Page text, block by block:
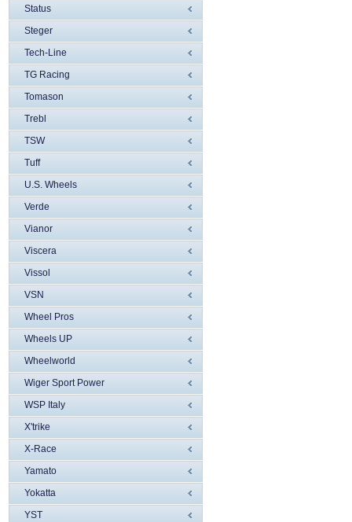
Status
Steger
Tech-Line
TG Racing
Tomason
Trebl
TSW
Tuff
U.S. Wheels
Verde
Vianor
Viscera
Vissol
VSN
Wheel Pros
Wheels UP
Wheelworld
Wiger Sport Power
WSP Italy
X'trike
X-Race
Yamato
Yokatta
YST